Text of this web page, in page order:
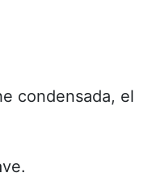
condensada, el